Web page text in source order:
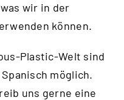
wir in der
können.
Plastic-Welt sind
möglich.
uns gerne eine